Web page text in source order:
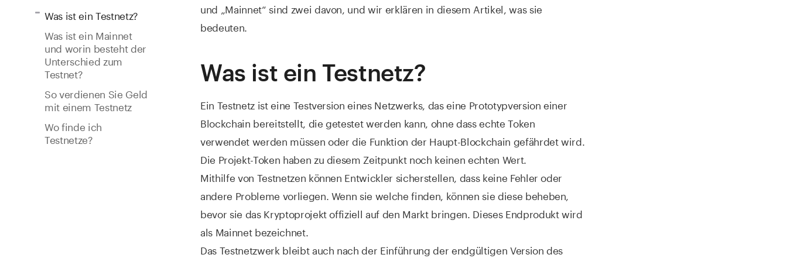
Was ist ein Testnetz?
Was ist ein Mainnet
und worin besteht der
Unterschied zum
Testnet?
So verdienen Sie Geld
mit einem Testnetz
Wo finde ich
Testnetze?
und „Mainnet“ sind zwei davon, und wir erklären in diesem Artikel, was sie
bedeuten.
Was ist ein Testnetz?
Ein Testnetz ist eine Testversion eines Netzwerks, das eine Prototypversion einer
Blockchain bereitstellt, die getestet werden kann, ohne dass echte Token
verwendet werden müssen oder die Funktion der Haupt-Blockchain gefährdet wird.
Die Projekt-Token haben zu diesem Zeitpunkt noch keinen echten Wert.
Mithilfe von Testnetzen können Entwickler sicherstellen, dass keine Fehler oder
andere Probleme vorliegen. Wenn sie welche finden, können sie diese beheben,
bevor sie das Kryptoprojekt offiziell auf den Markt bringen. Dieses Endprodukt wird
als Mainnet bezeichnet.
Das Testnetzwerk bleibt auch nach der Einführung der endgültigen Version des